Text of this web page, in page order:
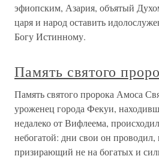
эфиопским, Азария, объятый
царя и народ оставить
Богу Истинному.
Память святого
Память святого пророка Амоса
уроженец города Фекуи,
недалеко от Вифлеема,
небогатой: дни свои он проводил,
призирающий не на богатых и